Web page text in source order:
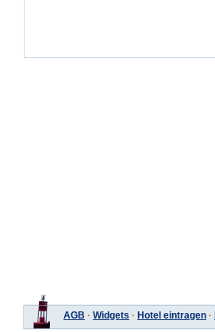
AGB · Widgets · Hotel eintragen ·